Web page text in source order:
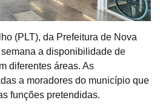
(PLT), da Prefeitura de Nova
a disponibilidade de
diferentes áreas. As
a moradores do município que
funções pretendidas.